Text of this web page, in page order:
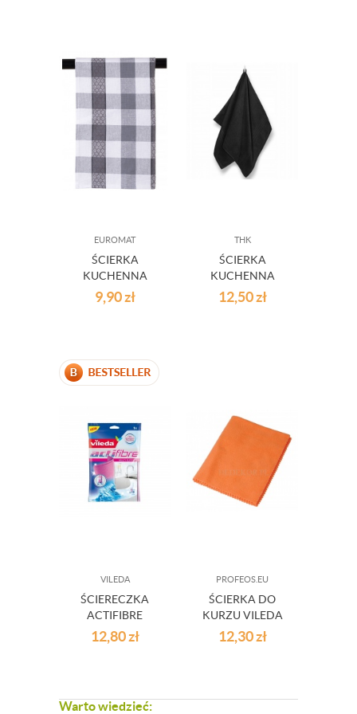
EUROMAT
ŚCIERKA
KUCHENNA
BAWEŁNIANA
BIAŁO-CZARNA
9,90zł
THK
ŚCIERKA
KUCHENNA
CZARNA
12,50zł
VILEDA
ŚCIERECZKA
ACTIFIBRE
VILEDA
12,80zł
PROFEOS.EU
ŚCIERKA DO
KURZU VILEDA
12,30zł
Warto wiedzieć: